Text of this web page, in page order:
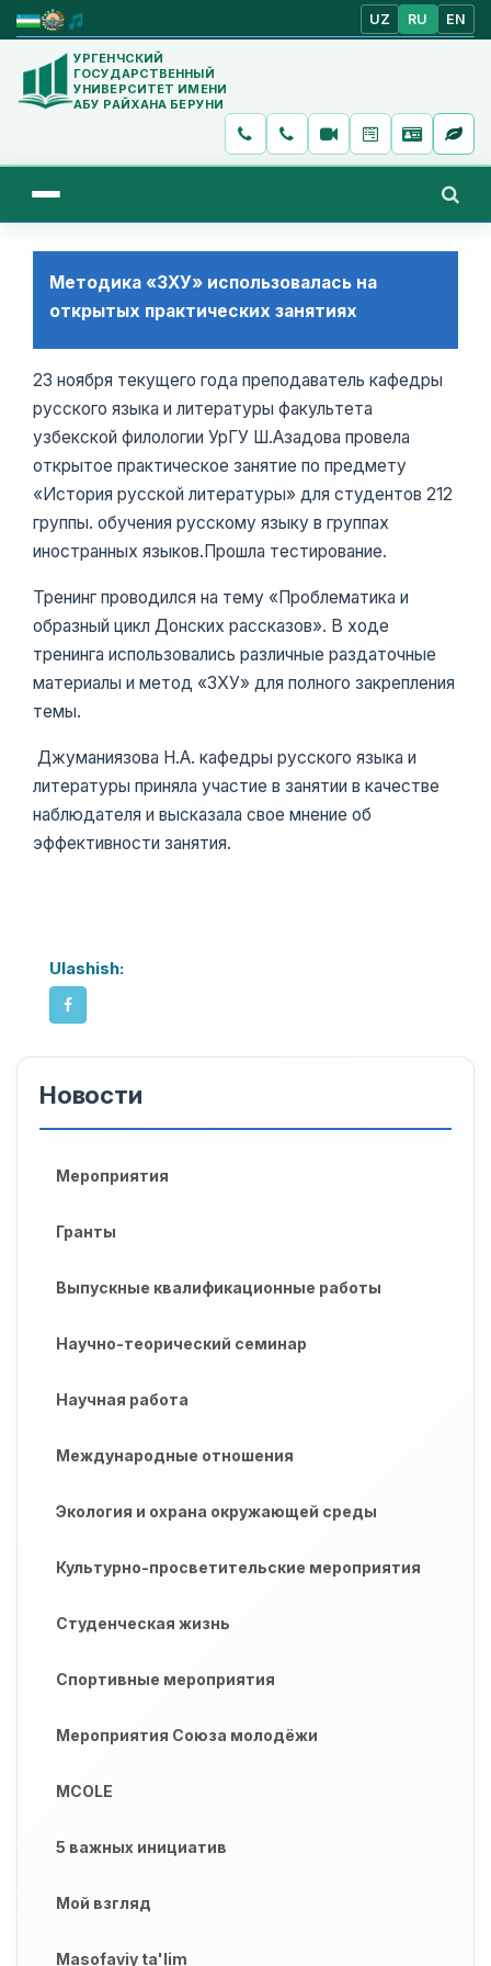
UZ RU EN
УРГЕНЧСКИЙ
ГОСУДАРСТВЕННЫЙ
УНИВЕРСИТЕТ ИМЕНИ
АБУ РАЙХАНА БЕРУНИ
Методика «ЗХУ» использовалась на
открытых практических занятиях
23 ноября текущего года преподаватель кафедры
русского языка и литературы факультета
узбекской филологии УрГУ Ш.Азадова провела
открытое практическое занятие по предмету
«История русской литературы» для студентов 212
группы. обучения русскому языку в группах
иностранных языков.Прошла тестирование.
Тренинг проводился на тему «Проблематика и
образный цикл Донских рассказов». В ходе
тренинга использовались различные раздаточные
материалы и метод «ЗХУ» для полного закрепления
темы.
Джуманиязова Н.А. кафедры русского языка и
литературы приняла участие в занятии в качестве
наблюдателя и высказала свое мнение об
эффективности занятия.
Ulashish:
Новости
Мероприятия
Гранты
Выпускные квалификационные работы
Научно-теорический семинар
Научная работа
Международные отношения
Экология и охрана окружающей среды
Культурно-просветительские мероприятия
Студенческая жизнь
Спортивные мероприятия
Мероприятия Союза молодёжи
MCOLE
5 важных инициатив
Мой взгляд
Masofaviy ta'lim